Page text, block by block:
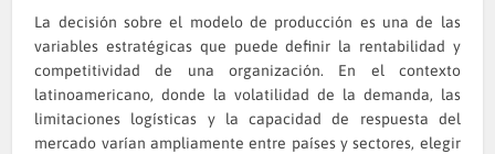
La decisión sobre el modelo de producción es una de las
variables estratégicas que puede definir la rentabilidad y
competitividad de una organización. En el contexto
latinoamericano, donde la volatilidad de la demanda, las
limitaciones logísticas y la capacidad de respuesta del
mercado varían ampliamente entre países y sectores, elegir